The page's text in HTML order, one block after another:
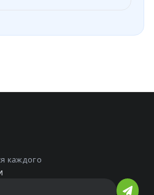
каждого